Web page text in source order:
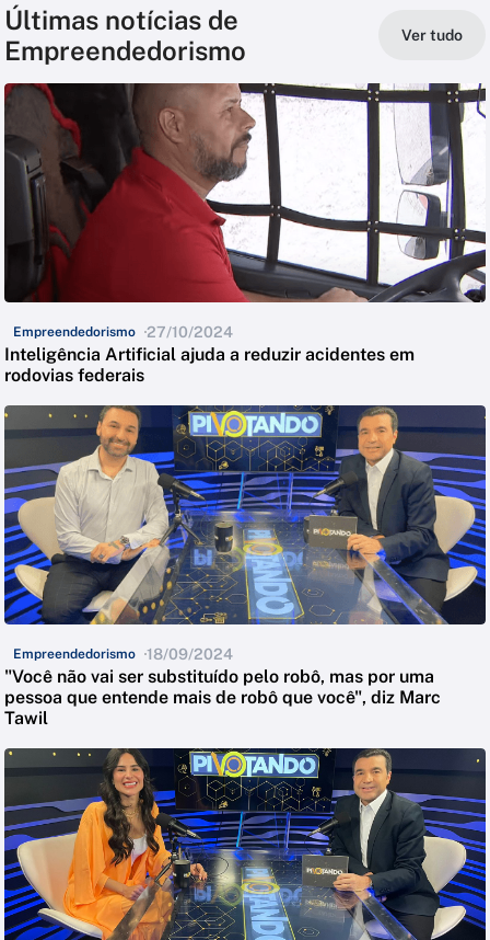
Últimas notícias de
Empreendedorismo
Ver tudo
Empreendedorismo 27/10/2024
Inteligência Artificial ajuda a reduzir acidentes em
rodovias federais
Empreendedorismo 18/09/2024
"Você não vai ser substituído pelo robô, mas por uma
pessoa que entende mais de robô que você", diz Marc
Tawil